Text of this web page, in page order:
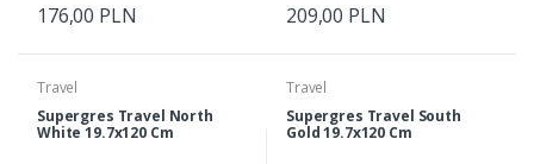
176,00 PLN 209,00 PLN
Travel
Supergres Travel North
White 19.7x120 Cm
Travel
Supergres Travel South
Gold 19.7x120 Cm